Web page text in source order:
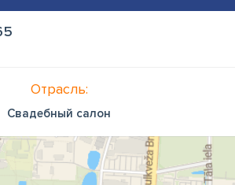
Отрасль:
Свадебный салон